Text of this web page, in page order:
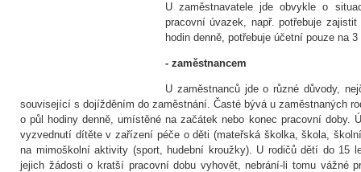
U zaměstnavatele jde obvykle o
pracovní úvazek, např. potřebuje
hodin denně, potřebuje účetní pouze na
- zaměstnancem
U zaměstnanců jde o různé důvody,
související s dojížděním do zaměstnání. Časté bývá u zaměstnaných
o půl hodiny denně, umístěné na začátek nebo konec pracovní doby.
vyzvednutí dítěte v zařízení péče o děti (mateřská školka, škola,
na mimoškolní aktivity (sport, hudební kroužky). U rodičů dětí do 15
jejich žádosti o kratší pracovní dobu vyhovět, nebrání-li tomu vážné